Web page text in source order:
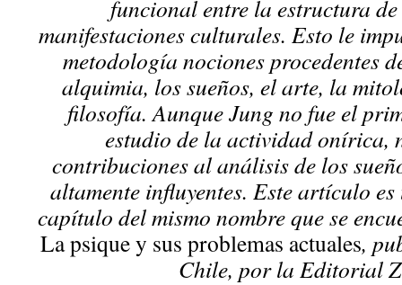
funcional entre la estructura
manifestaciones culturales. Esto le
metodología nociones procedentes
alquimia, los sueños, el arte, la
filosofía. Aunque Jung no fue el
estudio de la actividad onírica,
contribuciones al análisis de los
altamente influyentes. Este artículo
capítulo del mismo nombre que se
La psique y sus problemas actuales,
Chile, por la Editorial